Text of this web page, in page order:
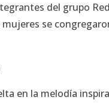
del grupo
se
en la melodía